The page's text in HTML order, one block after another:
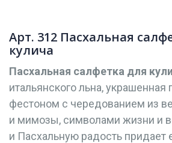
Арт. 312 Пасхальная
кулича
Пасхальная салфетка для
итальянского льна,
фестоном с чередованием из
и мимозы, символами жизни и
и Пасхальную радость придает